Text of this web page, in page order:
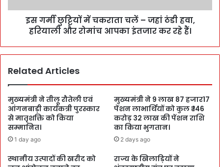
इस गर्मी छुट्टियों में चकराता चलें – जहां ठंडी हवा,
हरियाली और रोमांच आपका इंतजार कर रहे हैं।
Related Articles
मुख्यमंत्री ने तीलू रौतेली एवं
आंगनबाड़ी कार्यकत्री पुरस्कार
से मातृशक्ति को किया
सम्मानित।
1 day ago
मुख्यमंत्री ने 9 लाख 87 हजार17
पेंशन लाभार्थियों को कुल ₹ 146
करोड़ 32 लाख की पेंशन राशि
का किया भुगतान।
2 days ago
स्थानीय उत्पादों की खरीद को
राज्य के खिलाड़ियों ने